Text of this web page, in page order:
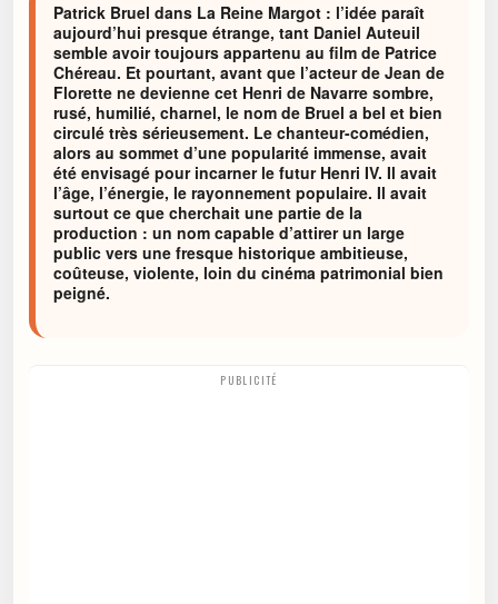
Patrick Bruel dans La Reine Margot : l’idée paraît
aujourd’hui presque étrange, tant Daniel Auteuil
semble avoir toujours appartenu au film de Patrice
Chéreau. Et pourtant, avant que l’acteur de Jean de
Florette ne devienne cet Henri de Navarre sombre,
rusé, humilié, charnel, le nom de Bruel a bel et bien
circulé très sérieusement. Le chanteur-comédien,
alors au sommet d’une popularité immense, avait
été envisagé pour incarner le futur Henri IV. Il avait
l’âge, l’énergie, le rayonnement populaire. Il avait
surtout ce que cherchait une partie de la
production : un nom capable d’attirer un large
public vers une fresque historique ambitieuse,
coûteuse, violente, loin du cinéma patrimonial bien
peigné.
PUBLICITÉ